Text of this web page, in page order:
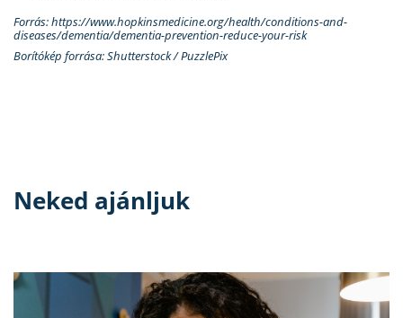
Forrás: https://www.hopkinsmedicine.org/health/conditions-and-
diseases/dementia/dementia-prevention-reduce-your-risk
Borítókép forrása: Shutterstock / PuzzlePix
Neked ajánljuk